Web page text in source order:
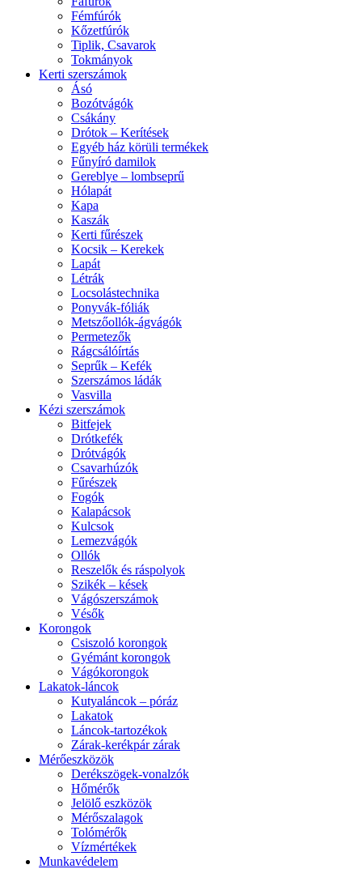
Fémfúrók
Kőzetfúrók
Tiplik, Csavarok
Tokmányok
Kerti szerszámok
Ásó
Bozótvágók
Csákány
Drótok – Kerítések
Egyéb ház körüli termékek
Fűnyíró damilok
Gereblye – lombseprű
Hólapát
Kapa
Kaszák
Kerti fűrészek
Kocsik – Kerekek
Lapát
Létrák
Locsolástechnika
Ponyvák-fóliák
Metszőollók-ágvágók
Permetezők
Rágcsálóírtás
Seprűk – Kefék
Szerszámos ládák
Vasvilla
Kézi szerszámok
Bitfejek
Drótkefék
Drótvágók
Csavarhúzók
Fűrészek
Fogók
Kalapácsok
Kulcsok
Lemezvágók
Ollók
Reszelők és ráspolyok
Szikék – kések
Vágószerszámok
Vésők
Korongok
Csiszoló korongok
Gyémánt korongok
Vágókorongok
Lakatok-láncok
Kutyaláncok – póráz
Lakatok
Láncok-tartozékok
Zárak-kerékpár zárak
Mérőeszközök
Derékszögek-vonalzók
Hőmérők
Jelölő eszközök
Mérőszalagok
Tolómérők
Vízmértékek
Munkavédelem